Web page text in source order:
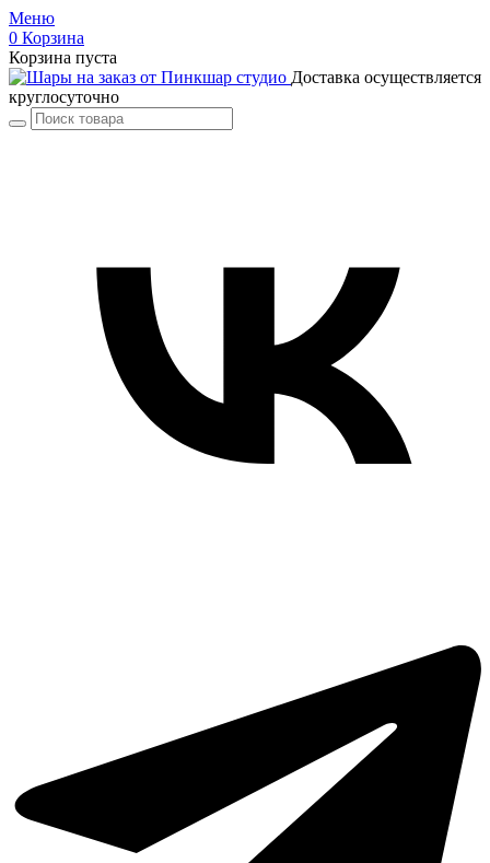
Меню
0 Корзина
Корзина пуста
Доставка осуществляется
круглосуточно